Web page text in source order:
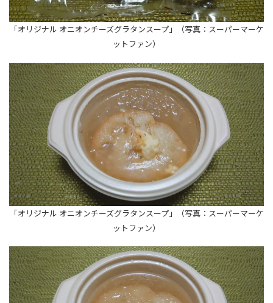
「オリジナル オニオンチーズグラタンスープ」（写真：スーパーマーケ
ットファン）
「オリジナル オニオンチーズグラタンスープ」（写真：スーパーマーケ
ットファン）